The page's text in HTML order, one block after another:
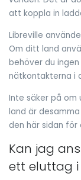
att koppla in
Libreville
Om ditt land
behöver du
nätkontakterna i
Inte säker på om
land är
den här sidan
Kan jag
ett eluttag i